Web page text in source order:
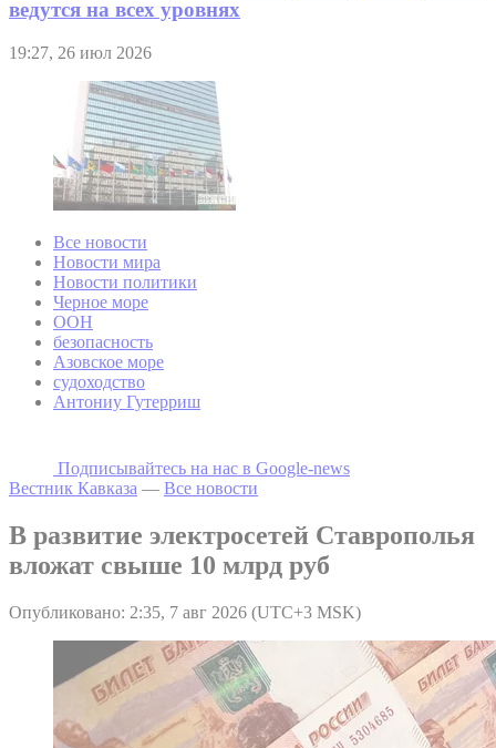
ведутся на всех уровнях
19:27, 26 июл 2026
Все новости
Новости мира
Новости политики
Черное море
ООН
безопасность
Азовское море
судоходство
Антониу Гутерриш
Подписывайтесь на наc в Google-news
Вестник Кавказа — Все новости
В развитие электросетей Ставрополья
вложат свыше 10 млрд руб
Опубликовано: 2:35, 7 авг 2026 (UTC+3 MSK)